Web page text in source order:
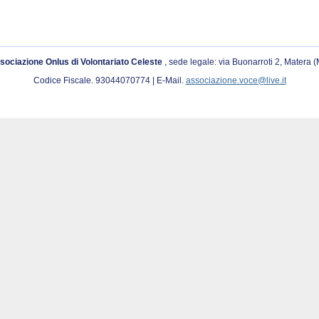
Onlus di Volontariato Celeste , sede legale: via Buonarroti 2, Matera
Codice Fiscale. 93044070774 | E-Mail. associazione.voce@live.it